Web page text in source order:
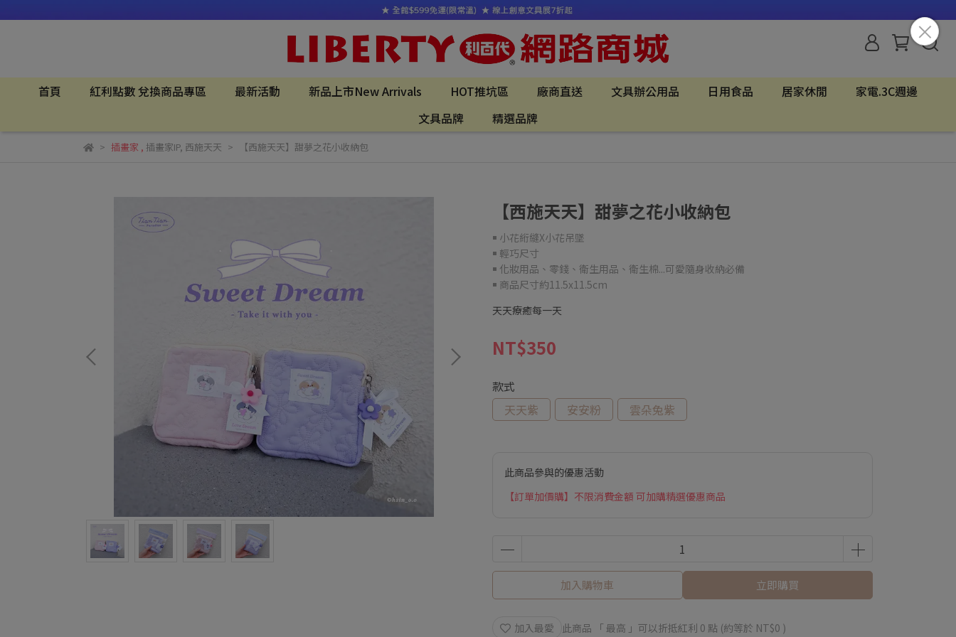
首頁 紅利點數 兌換商品專區 最新活動 新品上市New Arrivals HOT推坑區 廠商直送 文具辦公用品 日用食品 居家休閒
家電.3C週邊
文具品牌
精選品牌
插畫家 , 插畫家IP, 西施天天 【西施天天】甜夢之花小收納包
【西施天天】甜夢之花小收納包
￭ 小花絎縫X小花吊墜
￭ 輕巧尺寸
￭ 化妝用品、零錢、衛生用品、衛生棉...可愛隨身收納必備
￭ 商品尺寸約11.5x11.5cm
天天療癒每一天
NT$350
款式
天天紫
安安粉 雲朵兔紫
此商品參與的優惠活動
【訂單加價購】不限消費金額 可加購精選優惠商品
加入購物車 立即購買
加入最愛 此商品 「 最高 」可以折抵紅利 0 點 (約等於 NT$0 )